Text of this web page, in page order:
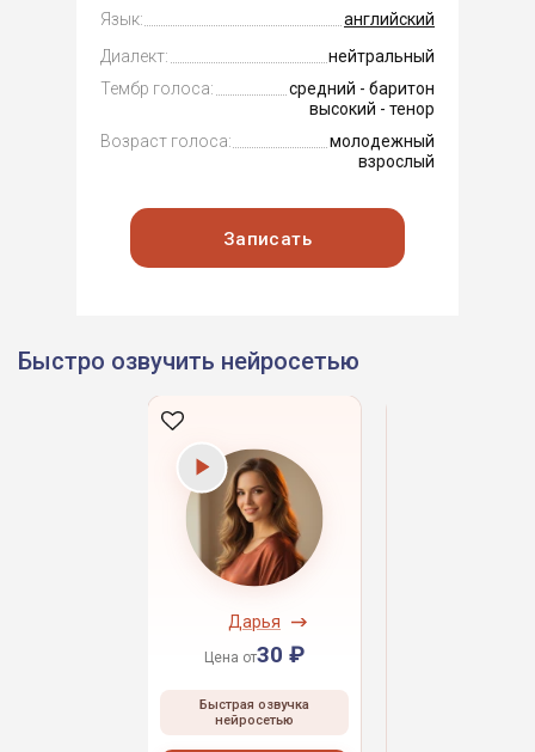
Язык:
английский
Диалект:
нейтральный
Тембр голоса:
средний - баритон
высокий - тенор
Возраст голоса:
молодежный
взрослый
Записать
Быстро озвучить нейросетью
Дарья
Цена от30 ₽
Быстрая озвучка
нейросетью